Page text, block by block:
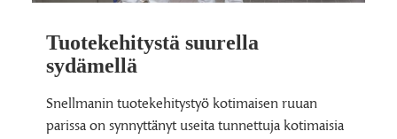
Tuotekehitystä suurella
sydämellä
Snellmanin tuotekehitystyö kotimaisen ruuan
parissa on synnyttänyt useita tunnettuja kotimaisia